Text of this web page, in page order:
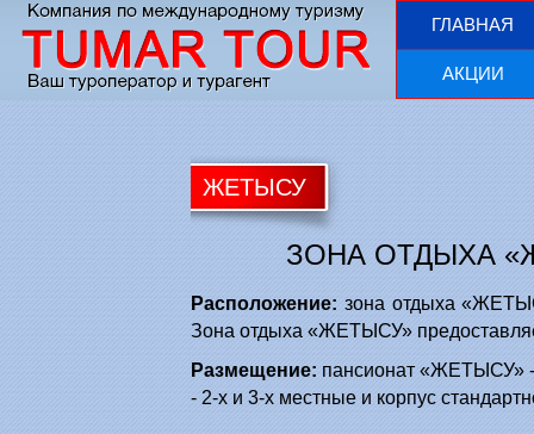
ГЛАВНАЯ
АКЦИИ
ЖЕТЫСУ
ЗОНА ОТДЫХА
Расположение: зона отдыха
Зона отдыха «ЖЕТЫСУ»
Размещение: пансионат «ЖЕТЫСУ»
- 2-х и 3-х местные и корпус